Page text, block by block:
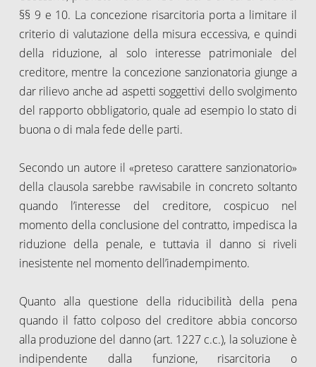
§§ 9 e 10. La concezione risarcitoria porta a limitare il
criterio di valutazione della misura eccessiva, e quindi
della riduzione, al solo interesse patrimoniale del
creditore, mentre la concezione sanzionatoria giunge a
dar rilievo anche ad aspetti soggettivi dello svolgimento
del rapporto obbligatorio, quale ad esempio lo stato di
buona o di mala fede delle parti.
Secondo un autore il «preteso carattere sanzionatorio»
della clausola sarebbe ravvisabile in concreto soltanto
quando l’interesse del creditore, cospicuo nel
momento della conclusione del contratto, impedisca la
riduzione della penale, e tuttavia il danno si riveli
inesistente nel momento dell’inadempimento.
Quanto alla questione della riducibilità della pena
quando il fatto colposo del creditore abbia concorso
alla produzione del danno (art. 1227 c.c.), la soluzione è
indipendente dalla funzione, risarcitoria o